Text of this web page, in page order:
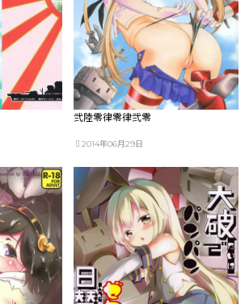
弐陸零律零律弐零
2014年06月29日